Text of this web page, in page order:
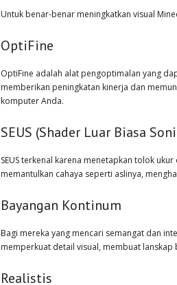
Untuk benar-benar meningkatkan visual
OptiFine
OptiFine adalah alat pengoptimalan yang
memberikan peningkatan kinerja dan
komputer Anda.
SEUS (Shader Luar Biasa
SEUS terkenal karena menetapkan tolok
memantulkan cahaya seperti aslinya,
Bayangan Kontinum
Bagi mereka yang mencari semangat dan
memperkuat detail visual, membuat
Realistis